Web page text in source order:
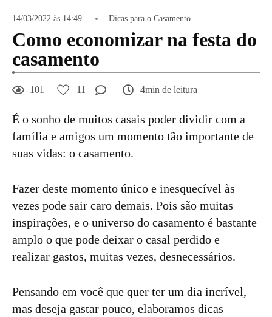
14/03/2022 às 14:49 Dicas para o Casamento
Como economizar na festa do
casamento
101 11 4min de leitura
É o sonho de muitos casais poder dividir com a
família e amigos um momento tão importante de
suas vidas: o casamento.
Fazer deste momento único e inesquecível às
vezes pode sair caro demais. Pois são muitas
inspirações, e o universo do casamento é bastante
amplo o que pode deixar o casal perdido e
realizar gastos, muitas vezes, desnecessários.
Pensando em você que quer ter um dia incrível,
mas deseja gastar pouco, elaboramos dicas